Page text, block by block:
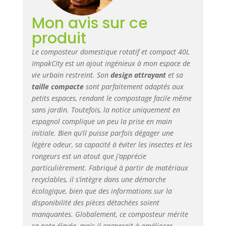
contribuant de
significative à la
réduction des
déchets et à un
environnement
plus propre. Idéal
pour le
compostage urbain
et le compostage
domestique.
Design compact et
attrayant : son
design élégant et
compact s'intègre
parfaitement dans
n'importe quel
espace, que ce soit
sur un balcon, un
Mon avis sur ce
produit
Le composteur domestique rotatif et compact 40L
ImpakCity est un ajout ingénieux à mon espace de
vie urbain restreint. Son design attrayantet sa
taille compactesont parfaitement adaptés aux
petits espaces, rendant le compostage facile même
sans jardin. Toutefois, la notice uniquement en
espagnol complique un peu la prise en main
initiale. Bien qu’il puisse parfois dégager une
légère odeur, sa capacité à éviter les insectes et les
rongeurs est un atout que j’apprécie
particulièrement. Fabriqué à partir de matériaux
recyclables, il s’intègre dans une démarche
écologique, bien que des informations sur la
disponibilité des pièces détachées soient
manquantes. Globalement, ce composteur mérite